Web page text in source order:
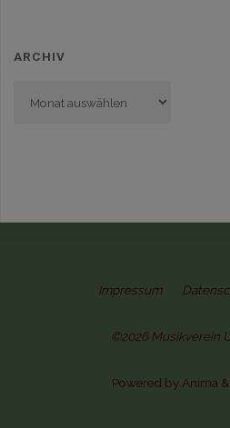
ARCHIV
Impressum
©2026 Musikverein
Powered by Anima &